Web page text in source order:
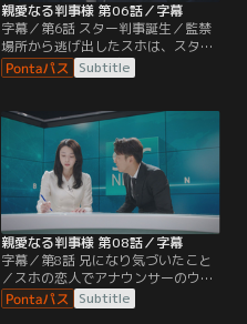
親愛なる判事様 第06話／字幕
字幕／第6話 スター判事誕生／監禁
場所から逃げ出したスホは、スター
判事となりインタビューに応じてい
るガンホの姿をテレビで見て驚愕す
を書かされているソウン。仕事帰り
にガンホはソウンを連れて食事に行
くのだが…。
Subtitle
親愛なる判事様 第08話／字幕
字幕／第8話 兄になり気づいたこと
／スホの恋人でアナウンサーのウン
は、ガンホをスホと思い込んだまま
トーク番組を収録する。そんな中、
Subtitle